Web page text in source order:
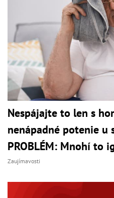
Nespájajte to len s
nenápadné potenie u
PROBLÉM: Mnohí to
Zaujímavosti